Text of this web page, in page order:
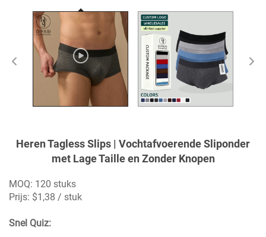
Heren Tagless Slips | Vochtafvoerende Sliponder
met Lage Taille en Zonder Knopen
MOQ: 120 stuks
Prijs: $1,38 / stuk
Snel Quiz: